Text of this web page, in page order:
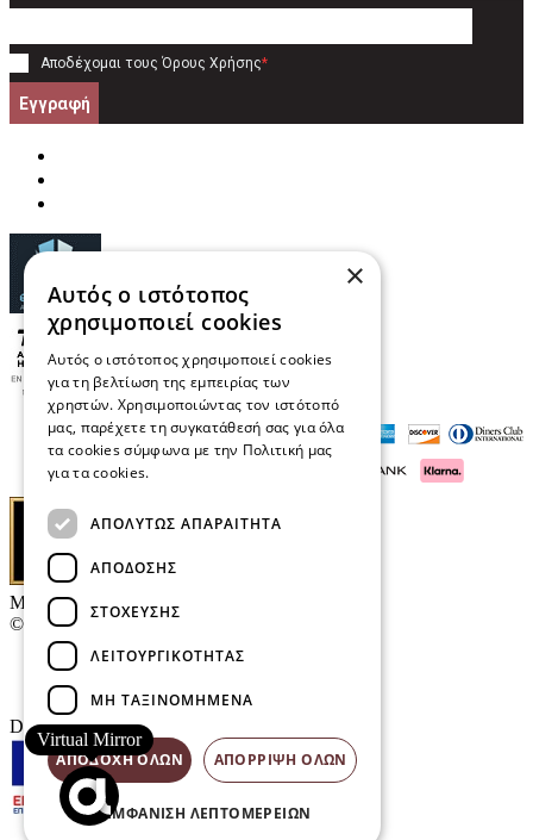
Αποδέχομαι τους Όρους Χρήσης*
Εγγραφή
Μαρκάκης Οπτικά
© 2026
Επικοινωνία
E-Volution Awards
Designed & developed by
Virtual Mirror
×
Αυτός ο ιστότοπος
χρησιμοποιεί cookies
Αυτός ο ιστότοπος χρησιμοποιεί cookies
για τη βελτίωση της εμπειρίας των
χρηστών. Χρησιμοποιώντας τον ιστότοπό
μας, παρέχετε τη συγκατάθεσή σας για όλα
τα cookies σύμφωνα με την Πολιτική μας
για τα cookies.
ΑΠΟΛΎΤΩΣ ΑΠΑΡΑΊΤΗΤΑ
ΑΠΌΔΟΣΗΣ
ΣΤΌΧΕΥΣΗΣ
ΛΕΙΤΟΥΡΓΙΚΌΤΗΤΑΣ
ΜΗ ΤΑΞΙΝΟΜΗΜΈΝΑ
ΑΠΟΔΟΧΉ ΌΛΩΝ ΑΠΌΡΡΙΨΗ ΌΛΩΝ
ΕΜΦΆΝΙΣΗ ΛΕΠΤΟΜΕΡΕΙΏΝ